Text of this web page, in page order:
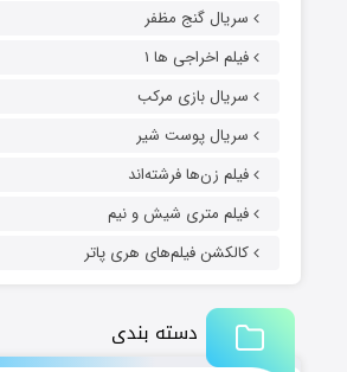
سریال گنج مظفر
فیلم اخراجی ها ۱
سریال بازی مرکب
سریال پوست شیر
فیلم زن‌ها فرشته‌اند
فیلم متری شیش و نیم
کالکشن فیلم‌های هری پاتر
دسته بندی